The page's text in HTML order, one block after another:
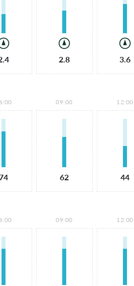
2.8 3.6
09:00
62
12:00
44
09:00 12:00